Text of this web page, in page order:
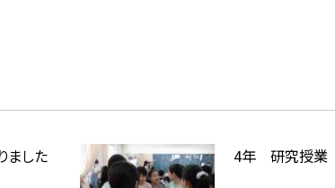
した 4年 研究授業